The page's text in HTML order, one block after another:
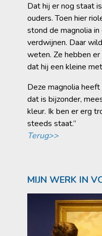
Dat hij er nog staat
ouders. Toen hier
stond de magnolia
verdwijnen. Daar
weten. Ze hebben
dat hij een kleine
Deze magnolia
dat is bijzonder,
kleur. Ik ben er erg
steeds staat.”
Terug>>
MIJN WERK IN